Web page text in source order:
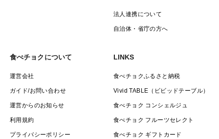
法人連携について
自治体・省庁の方へ
食べチョクについて
運営会社
ガイド/お問い合わせ
運営からのお知らせ
利用規約
プライバシーポリシー
LINKS
食べチョクふるさと納税
Vivid TABLE（ビビッドテーブル）
食べチョク コンシェルジュ
食べチョク フルーツセレクト
食べチョク ギフトカード